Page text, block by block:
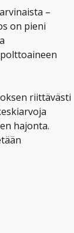
–
on pieni
riittävästi
hajonta.